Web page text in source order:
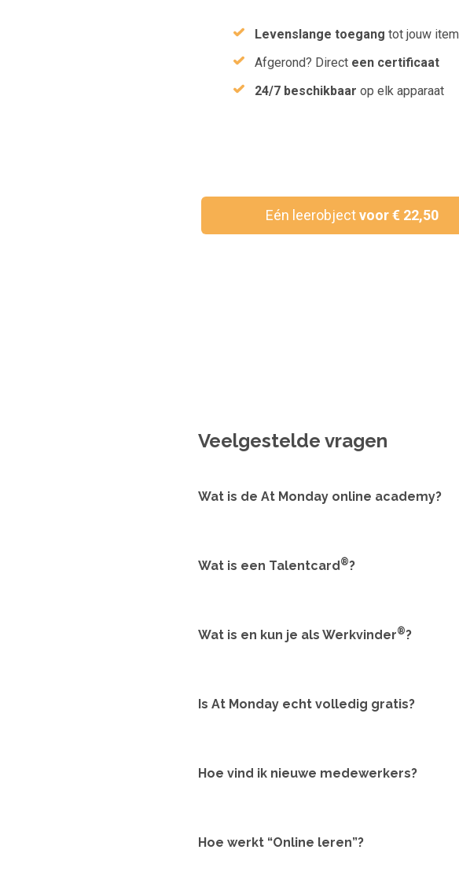
Levenslange toegang tot jouw item
Afgerond? Direct een certificaat
24/7 beschikbaar op elk apparaat
Eén leerobjectvoor € 22,50
Veelgestelde vragen
Wat is de At Monday online academy?
Wat is een Talentcard®?
Wat is en kun je als Werkvinder®?
Is At Monday echt volledig gratis?
Hoe vind ik nieuwe medewerkers?
Hoe werkt “Online leren”?